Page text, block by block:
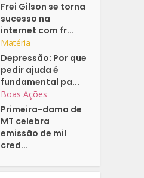
Frei Gilson se torna
sucesso na
internet com fr...
Matéria
Depressão: Por que
pedir ajuda é
fundamental pa...
Boas Ações
Primeira-dama de
MT celebra
emissão de mil
cred...